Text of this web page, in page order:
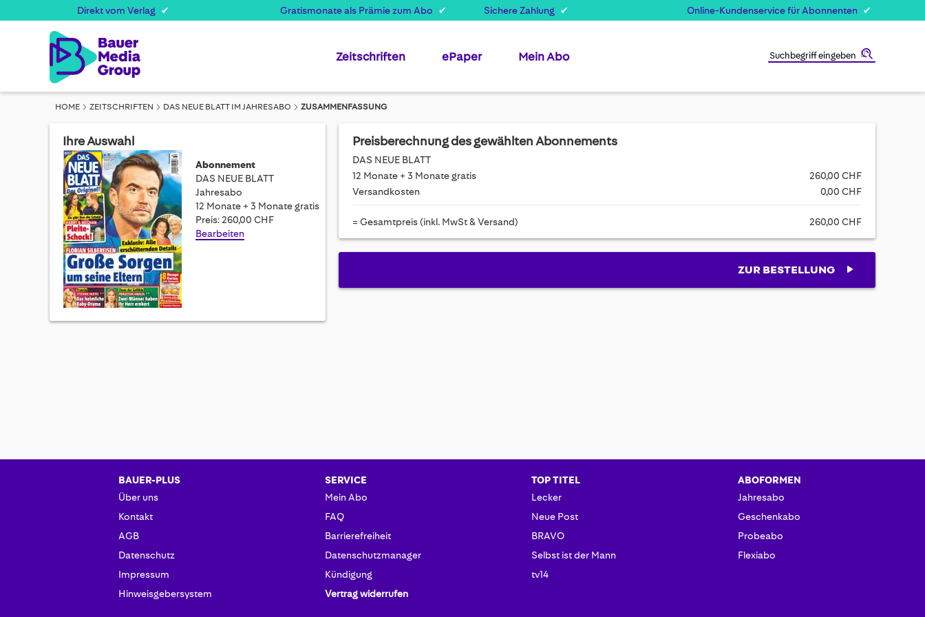
Direkt vom Verlag Gratismonate als Prämie zum Abo Sichere Zahlung Online-Kundenservice für Abonnenten
Zeitschriften ePaper Mein Abo
HOME ZEITSCHRIFTEN DAS NEUE BLATT IM JAHRESABO ZUSAMMENFASSUNG
Ihre Auswahl
Abonnement
DAS NEUE BLATT
Jahresabo
12 Monate + 3 Monate gratis
Preis: 260,00 CHF
Bearbeiten
Preisberechnung des gewählten Abonnements
DAS NEUE BLATT
12 Monate + 3 Monate gratis
260,00 CHF
Versandkosten
0,00 CHF
= Gesamtpreis (inkl. MwSt & Versand) 260,00 CHF
ZUR BESTELLUNG
BAUER-PLUS
Über uns
Kontakt
AGB
Datenschutz
Impressum
Hinweisgebersystem
SERVICE
Mein Abo
FAQ
Barrierefreiheit
Datenschutzmanager
Kündigung
Vertrag widerrufen
TOP TITEL
Lecker
Neue Post
BRAVO
Selbst ist der Mann
tv14
ABOFORMEN
Jahresabo
Geschenkabo
Probeabo
Flexiabo